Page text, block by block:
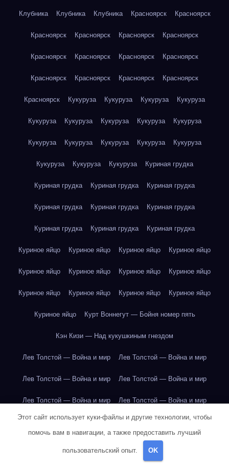
Клубника Клубника Клубника Красноярск Красноярск
Красноярск Красноярск Красноярск Красноярск
Красноярск Красноярск Красноярск Красноярск
Красноярск Красноярск Красноярск Красноярск
Красноярск Кукуруза Кукуруза Кукуруза Кукуруза
Кукуруза Кукуруза Кукуруза Кукуруза Кукуруза
Кукуруза Кукуруза Кукуруза Кукуруза Кукуруза
Кукуруза Кукуруза Кукуруза Куриная грудка
Куриная грудка Куриная грудка Куриная грудка
Куриная грудка Куриная грудка Куриная грудка
Куриная грудка Куриная грудка Куриная грудка
Куриное яйцо Куриное яйцо Куриное яйцо Куриное яйцо
Куриное яйцо Куриное яйцо Куриное яйцо Куриное яйцо
Куриное яйцо Куриное яйцо Куриное яйцо Куриное яйцо
Куриное яйцо Курт Воннегут — Бойня номер пять
Кэн Кизи — Над кукушкиным гнездом
Лев Толстой — Война и мир Лев Толстой — Война и мир
Лев Толстой — Война и мир Лев Толстой — Война и мир
Лев Толстой — Война и мир Лев Толстой — Война и мир
Лев Толстой — Война и мир Лев Толстой — Война и мир
Лев Толстой — Война и мир
Этот сайт использует куки-файлы и другие технологии, чтобы
помочь вам в навигации, а также предоставить лучший
пользовательский опыт. OK